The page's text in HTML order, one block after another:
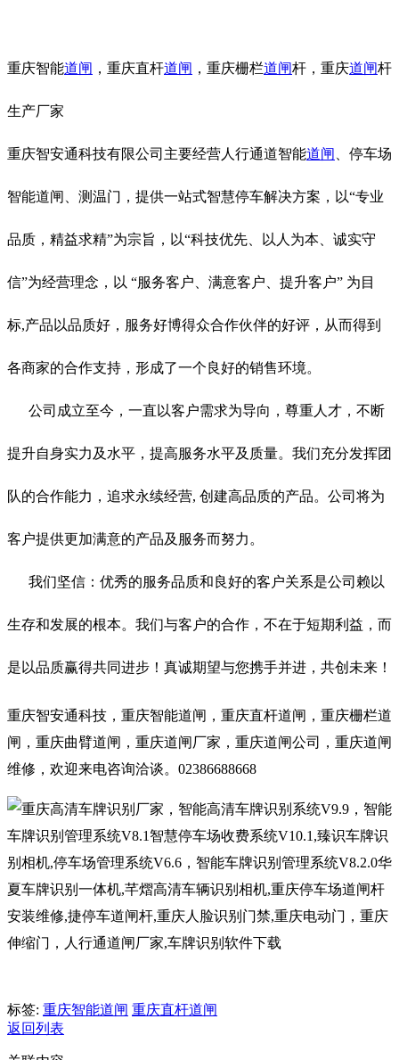
重庆智能道闸 ，重庆直杆道闸 ，重庆栅栏道闸杆，重庆道闸杆
生产厂家
重庆智安通科技有限公司主要经营人行通道智能道闸 、停车场
智能道闸、测温门，提供一站式智慧停车解决方案，以“专业
品质，精益求精”为宗旨，以“科技优先、以人为本、诚实守
信”为经营理念，以 “服务客户、满意客户、提升客户” 为目
标,产品以品质好，服务好博得众合作伙伴的好评，从而得到
各商家的合作支持，形成了一个良好的销售环境。
公司成立至今，一直以客户需求为导向，尊重人才，不断
提升自身实力及水平，提高服务水平及质量。我们充分发挥团
队的合作能力，追求永续经营, 创建高品质的产品。公司将为
客户提供更加满意的产品及服务而努力。
我们坚信：优秀的服务品质和良好的客户关系是公司赖以
生存和发展的根本。我们与客户的合作，不在于短期利益，而
是以品质赢得共同进步！真诚期望与您携手并进，共创未来！
重庆智安通科技，重庆智能道闸，重庆直杆道闸，重庆栅栏道
闸，重庆曲臂道闸，重庆道闸厂家，重庆道闸公司，重庆道闸
维修，欢迎来电咨询洽谈。02386688668
标签: 重庆智能道闸 重庆直杆道闸
返回列表